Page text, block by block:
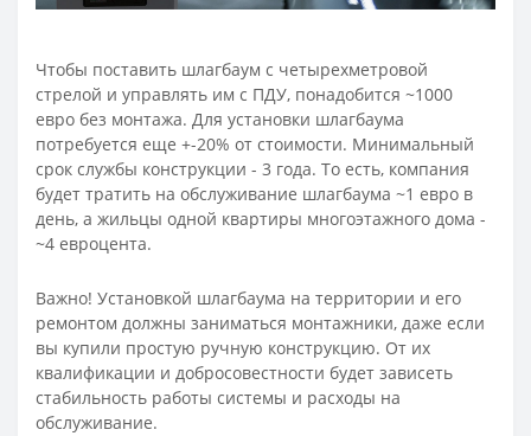
Чтобы поставить шлагбаум с четырехметровой
стрелой и управлять им с ПДУ, понадобится ~1000
евро без монтажа. Для установки шлагбаума
потребуется еще +-20% от стоимости. Минимальный
срок службы конструкции - 3 года. То есть, компания
будет тратить на обслуживание шлагбаума ~1 евро в
день, а жильцы одной квартиры многоэтажного дома -
~4 евроцента.
Важно! Установкой шлагбаума на территории и его
ремонтом должны заниматься монтажники, даже если
вы купили простую ручную конструкцию. От их
квалификации и добросовестности будет зависеть
стабильность работы системы и расходы на
обслуживание.